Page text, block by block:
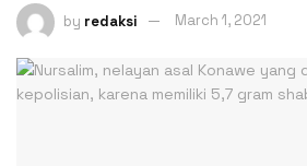
by redaksi March 1, 2021